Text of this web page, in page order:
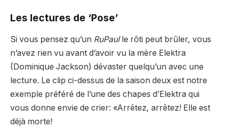
Les lectures de ‘Pose’
Si vous pensez qu’un RuPaulle rôti peut brûler, vous
n’avez rien vu avant d’avoir vu la mère Elektra
(Dominique Jackson) dévaster quelqu’un avec une
lecture. Le clip ci-dessus de la saison deux est notre
exemple préféré de l’une des chapes d’Elektra qui
vous donne envie de crier: «Arrêtez, arrêtez! Elle est
déjà morte!